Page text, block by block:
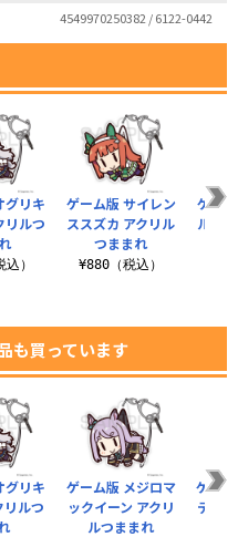
4549970250382 / 6122-0442
グリキ
リルつ
）
ゲーム版 サイレン
ススズカ アクリル
つままれ
¥880（税込）
ゲー
ルド
も買っています
グリキ
リルつ
ゲーム版 メジロマ
ックイーン アクリ
ルつままれ
ゲー
テイ